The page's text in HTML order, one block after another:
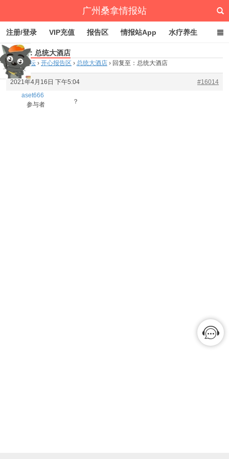
广州桑拿情报站
注册/登录 VIP充值 报告区 情报站App 水疗养生
深圳桑拿情报站 文章归档
回复至：总统大酒店
首页 › 论坛 › 开心报告区 › 总统大酒店 › 回复至：总统大酒店
2021年4月16日 下午5:04
#16014
aset666
参与者
？